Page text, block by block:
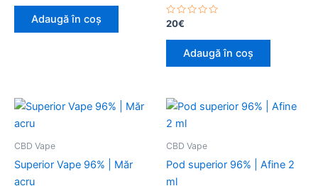
0
Adaugă în coș
Evaluat
la
0
20€
Adaugă în coș
CBD Vape
Superior Vape 96% | Măr
acru
CBD Vape
Pod superior 96% | Afine 2
ml